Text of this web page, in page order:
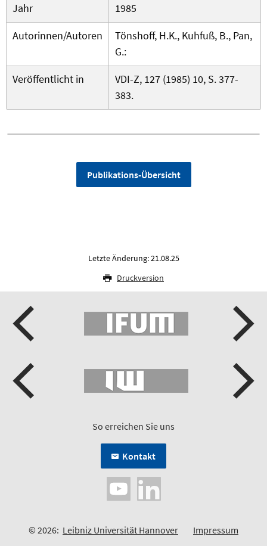
Jahr
1985
Autorinnen/Autoren
Tönshoff, H.K., Kuhfuß, B., Pan,
G.:
Veröffentlicht in
VDI-Z, 127 (1985) 10, S. 377-
383.
Publikations-Übersicht
Letzte Änderung: 21.08.25
Druckversion
So erreichen Sie uns
Kontakt
© 2026: Leibniz Universität Hannover
Impressum